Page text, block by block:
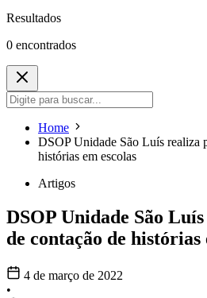
Resultados
0 encontrados
Home
DSOP Unidade São Luís realiza
histórias em escolas
Artigos
DSOP Unidade São
de contação de histórias
4 de março de 2022
•